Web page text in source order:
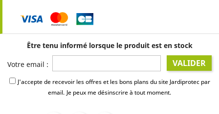
Être tenu informé lorsque le produit est en stock
Votre email : VALIDER
J'accepte de recevoir les offres et les bons plans du site Jardiprotec par
email. Je peux me désinscrire à tout moment.